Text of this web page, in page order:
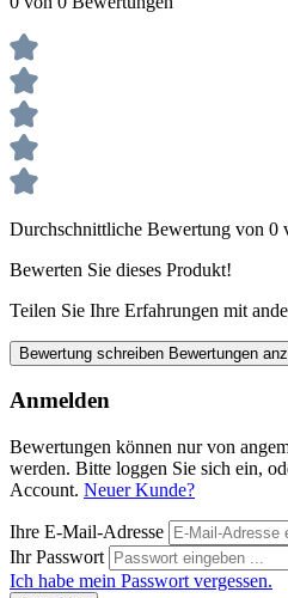
Durchschnittliche Bewertung von 0
Bewerten Sie dieses Produkt!
Teilen Sie Ihre Erfahrungen mit
Bewertung schreiben Bewertungen
Anmelden
Bewertungen können nur von
werden. Bitte loggen Sie sich ein,
Account. Neuer Kunde?
Ihre E-Mail-Adresse
Ihr Passwort
Ich habe mein Passwort vergessen.